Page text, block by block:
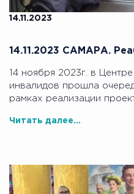
14.11.2023
14.11.2023 САМАРА.
14 ноября 2023г. в
инвалидов прошла
рамках реализации
Читать далее...